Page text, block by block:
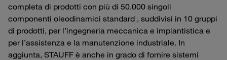
completa di prodotti con più di 50.000 singoli
componenti oleodinamici standard , suddivisi in 10 gruppi
di prodotti, per l’ingegneria meccanica e impiantistica e
per l’assistenza e la manutenzione industriale. In
aggiunta, STAUFF è anche in grado di fornire sistemi